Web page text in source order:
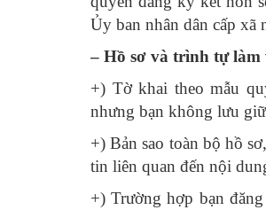
Ủy ban nhân dân cấp
– Hồ sơ và trình tự
+) Tờ khai theo mẫu
nhưng bạn không lưu
+) Bản sao toàn bộ hồ
tin liên quan đến nội
+) Trường hợp bạn